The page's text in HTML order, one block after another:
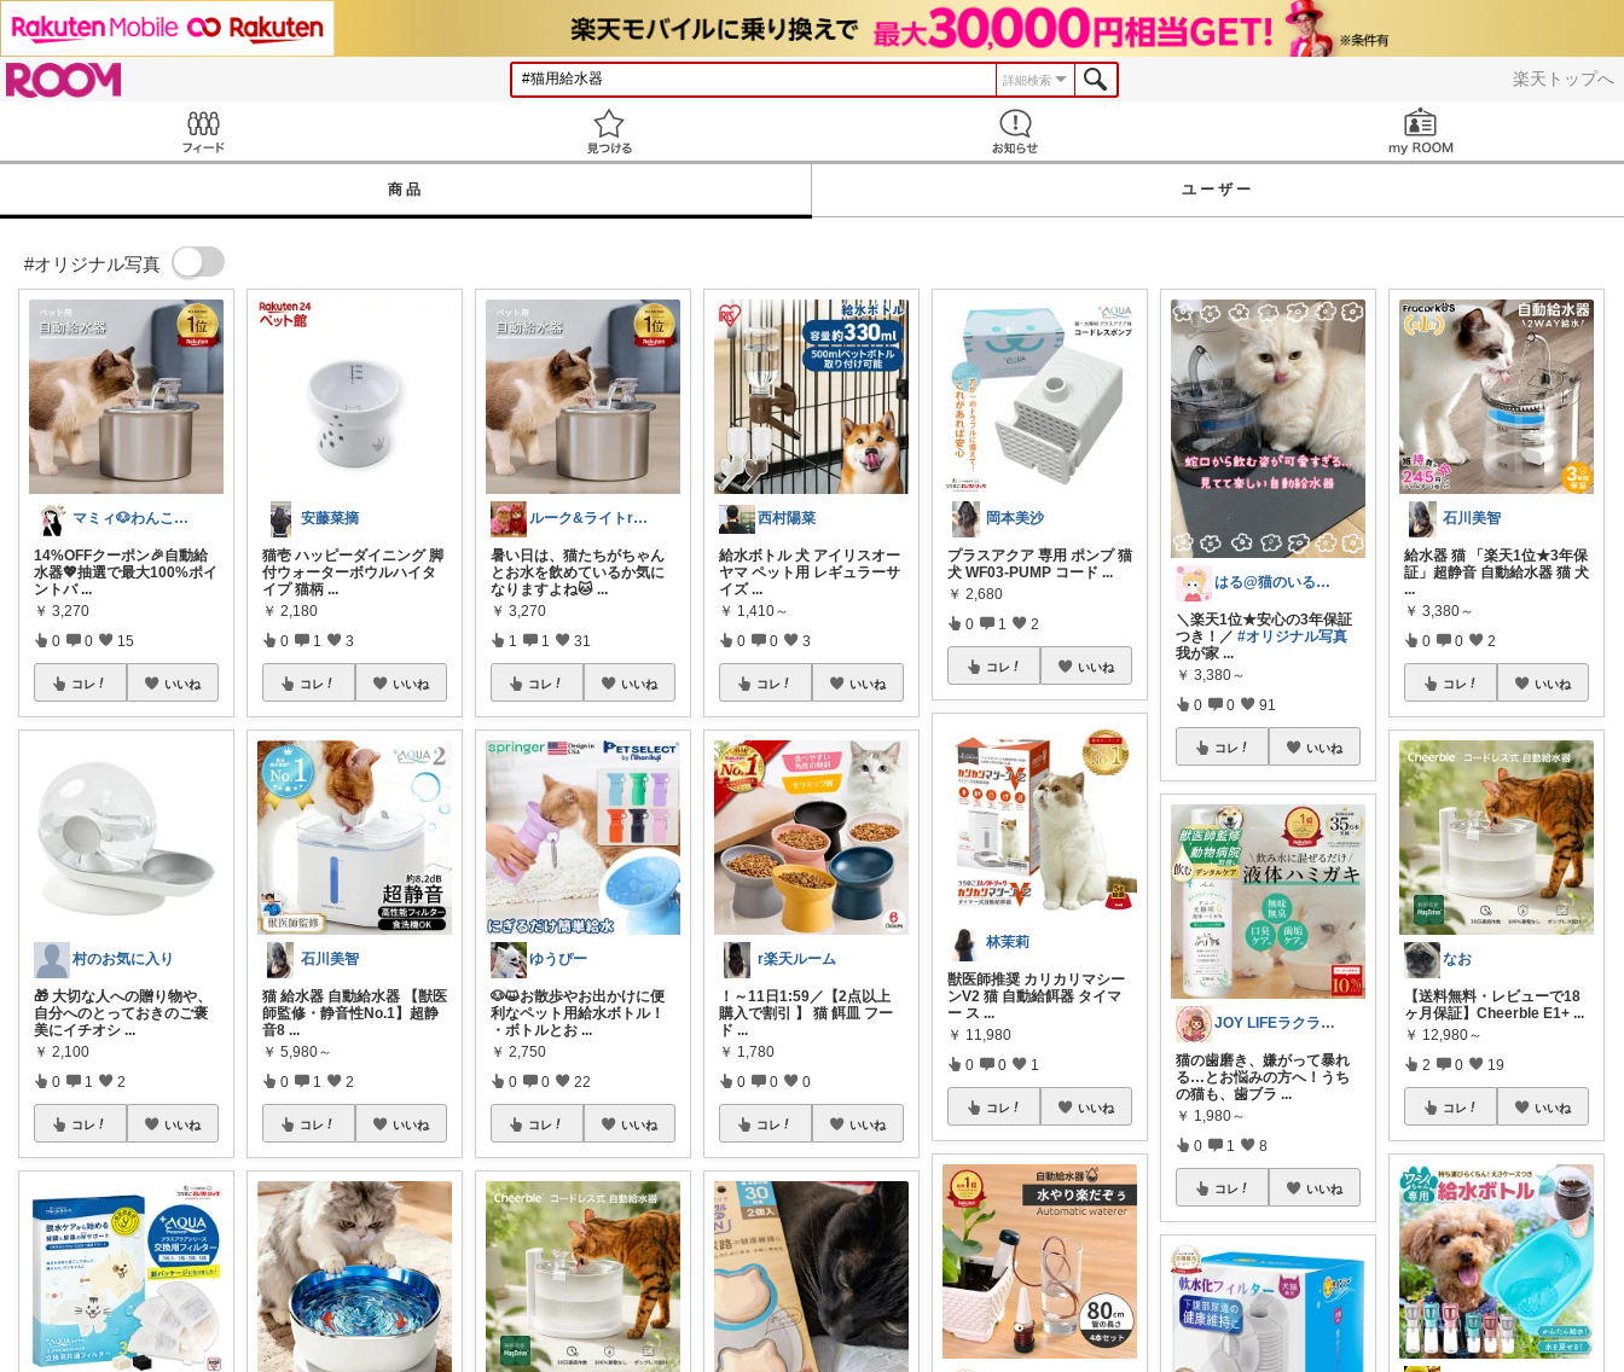
楽天トップへ
詳細検索
商品 ユーザー
#オリジナル写真
マミィ🐶わんこと暮らす｜お得情報係
14%OFFクーポン🎉自動給
水器💖抽選で最大100%ポイ
ントバ ...
￥ 3,270
0 0 15
コレ いいね
村のお気に入り
🎁 大切な人への贈り物や、
自分へのとっておきのご褒
美にイチオシ ...
￥ 2,100
0 1 2
コレ いいね
安藤菜摘
猫壱 ハッピーダイニング 脚
付ウォーターボウルハイタ
イプ 猫柄 ...
￥ 2,180
0 1 3
コレ いいね
石川美智
猫 給水器 自動給水器 【獣医
師監修・静音性No.1】超静
音8 ...
￥ 5,980～
0 1 2
コレ いいね
ルーク&ライトroom
暑い日は、猫たちがちゃん
とお水を飲めているか気に
なりますよね🐱 ...
￥ 3,270
1 1 31
コレ いいね
ゆうぴー
🐶😺お散歩やお出かけに便
利なペット用給水ボトル！
・ボトルとお ...
￥ 2,750
0 0 22
コレ いいね
西村陽菜
給水ボトル 犬 アイリスオー
ヤマ ペット用 レギュラーサ
イズ...
￥ 1,410～
0 0 3
コレ いいね
r楽天ルーム
！～11日1:59／【2点以上
購入で割引 】 猫 餌皿 フー
ド ...
￥ 1,780
0 0 0
コレ いいね
岡本美沙
プラスアクア 専用 ポンプ 猫
犬 WF03-PUMP コード ...
￥ 2,680
0 1 2
コレ いいね
林茉莉
獣医師推奨 カリカリマシー
ンV2 猫 自動給餌器 タイマ
ー ス ...
￥ 11,980
0 0 1
コレ いいね
はる@猫のいる暮らし🐱
＼楽天1位★安心の3年保証
つき！／#オリジナル写真
我が家 ...
￥ 3,380～
0 0 91
コレ いいね
JOY LIFEラクラシ応援LAB
猫の歯磨き、嫌がって暴れ
る…とお悩みの方へ！うち
の猫も、歯ブラ ...
￥ 1,980～
0 1 8
コレ いいね
石川美智
給水器 猫 「楽天1位★3年保
証」超静音 自動給水器 猫 犬
...
￥ 3,380～
0 0 2
コレ いいね
なお
【送料無料・レビューで18
ヶ月保証】Cheerble E1+...
￥ 12,980～
2 0 19
コレ いいね